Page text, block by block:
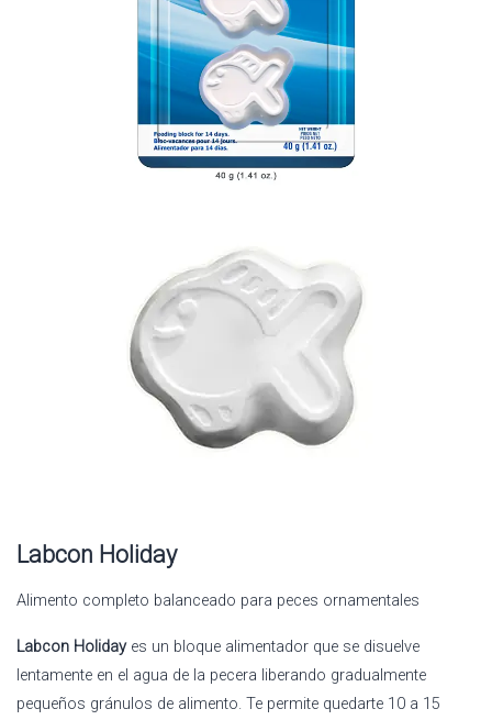
Labcon Holiday
Alimento completo balanceado para peces ornamentales
Labcon Holidayes un bloque alimentador que se disuelve
lentamente en el agua de la pecera liberando gradualmente
pequeños gránulos de alimento. Te permite quedarte 10 a 15